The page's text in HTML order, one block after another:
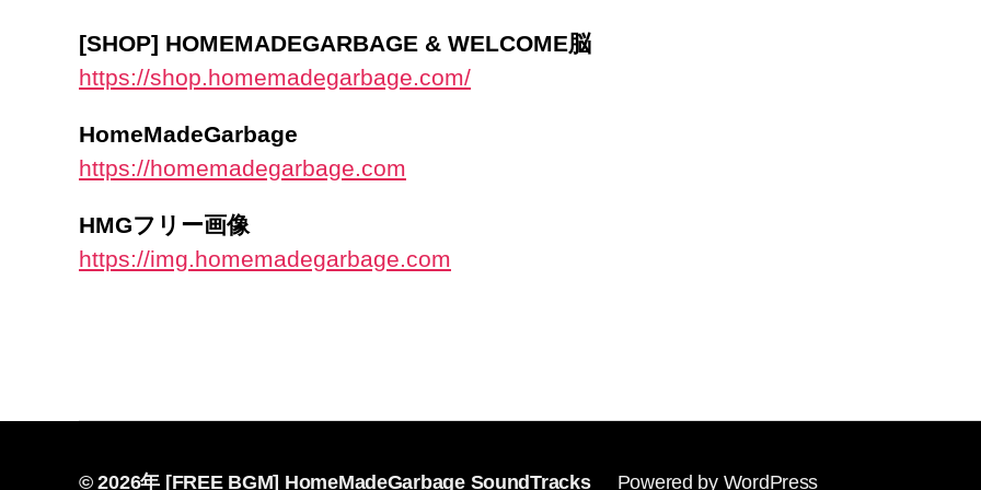
[SHOP] HOMEMADEGARBAGE & WELCOME脳
https://shop.homemadegarbage.com/
HomeMadeGarbage
https://homemadegarbage.com
HMGフリー画像
https://img.homemadegarbage.com
© 2026年 [FREE BGM] HomeMadeGarbage SoundTracks Powered by WordPress